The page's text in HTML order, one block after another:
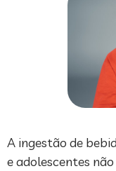
A ingestão de
e adolescentes